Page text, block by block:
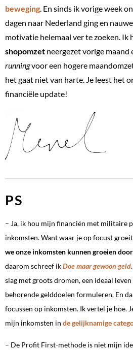
beweging. En sinds ik vorige week
dagen naar Nederland ging en
motivatie helemaal ver te zoeken. Ik
shopomzet neergezet vorige maand
runningvoor een hogere
het gaat niet van harte. Je leest het
financiële update!
PS
– Ja, ik hou mijn financiën met militaire
inkomsten. Want waar je op focust
we onze inkomsten kunnen groeien
daarom schreef ikDoe maar gewoon geld
slag met groots dromen, een ideaal
behorende gelddoelen formuleren. En
focussen op inkomsten. Ik vertel je hoe.
mijn inkomsten in de gelijknamige
– De Profit First-methode is niet mijn